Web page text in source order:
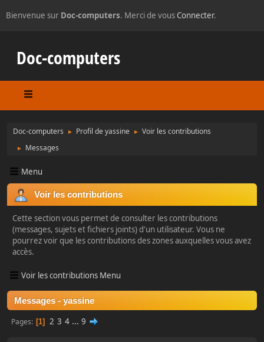
Bienvenue sur Doc-computers. Merci de vousConnecter.
Doc-computers
Doc-computers ► Profil de yassine ► Voir les contributions
► Messages
Menu
Voir les contributions
Cette section vous permet de consulter les contributions
(messages, sujets et fichiers joints) d'un utilisateur. Vous ne
pourrez voir que les contributions des zones auxquelles vous avez
accès.
Voir les contributions Menu
Messages - yassine
Pages 1 2 3 4 ... 9